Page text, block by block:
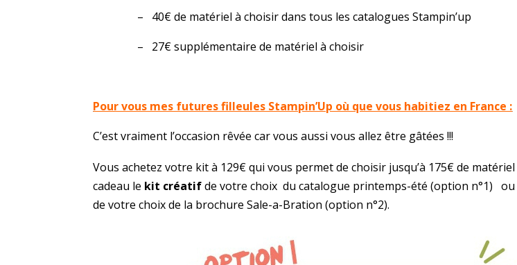
– 40€ de matériel à choisir dans tous les catalogues Stampin’up
– 27€ supplémentaire de matériel à choisir
Pour vous mes futures filleules Stampin’Up où que vous habitiez en France :
C’est vraiment l’occasion rêvée car vous aussi vous allez être gâtées !!!
Vous achetez votre kit à 129€ qui vous permet de choisir jusqu’à 175€ de matériel
cadeau le kit créatifde votre choix du catalogue printemps-été (option n°1) ou
de votre choix de la brochure Sale-a-Bration (option n°2).